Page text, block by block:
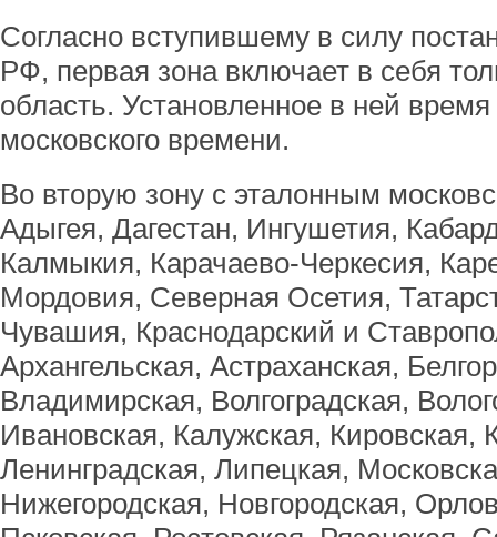
Согласно вступившему в силу
РФ, первая зона включает в себя
область. Установленное в ней
московского времени.
Во вторую зону с эталонным
Адыгея, Дагестан, Ингушетия,
Калмыкия, Карачаево-Черкесия,
Мордовия, Северная Осетия,
Чувашия, Краснодарский и
Архангельская, Астраханская,
Владимирская, Волгоградская,
Ивановская, Калужская, Кировская,
Ленинградская, Липецкая,
Нижегородская, Новгородская,